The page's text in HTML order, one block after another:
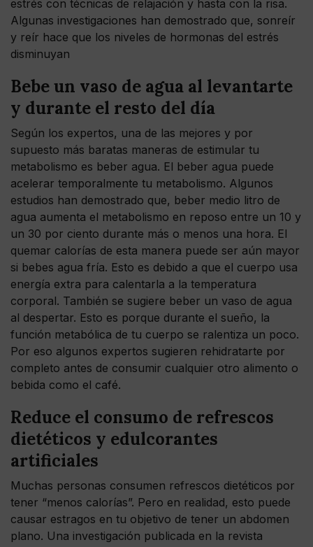
estrés con técnicas de relajación y hasta con la risa.
Algunas investigaciones han demostrado que, sonreír
y reír hace que los niveles de hormonas del estrés
disminuyan
Bebe un vaso de agua al levantarte
y durante el resto del día
Según los expertos, una de las mejores y por
supuesto más baratas maneras de estimular tu
metabolismo es beber agua. El beber agua puede
acelerar temporalmente tu metabolismo. Algunos
estudios han demostrado que, beber medio litro de
agua aumenta el metabolismo en reposo entre un 10 y
un 30 por ciento durante más o menos una hora. El
quemar calorías de esta manera puede ser aún mayor
si bebes agua fría. Esto es debido a que el cuerpo usa
energía extra para calentarla a la temperatura
corporal. También se sugiere beber un vaso de agua
al despertar. Esto es porque durante el sueño, la
función metabólica de tu cuerpo se ralentiza un poco.
Por eso algunos expertos sugieren rehidratarte por
completo antes de consumir cualquier otro alimento o
bebida como el café.
Reduce el consumo de refrescos
dietéticos y edulcorantes
artificiales
Muchas personas consumen refrescos dietéticos por
tener “menos calorías”. Pero en realidad, esto puede
causar estragos en tu objetivo de tener un abdomen
plano. Una investigación publicada en la revista